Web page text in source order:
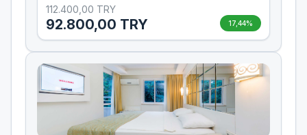
112.400,00 TRY
92.800,00 TRY 17,44%